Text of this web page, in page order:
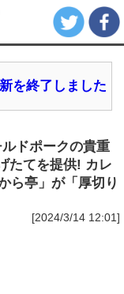
を終了しました
ドポークの貴重
たてを提供! カレ
ら亭」が「厚切り
[2024/3/14 12:01]